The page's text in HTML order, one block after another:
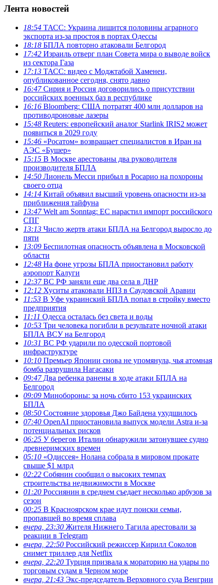
Лента новостей
18:54 ТАСС: Украина лишится половины аграрного
экспорта из-за простоя в портах Одессы
18:18 БПЛА повторно атаковали Белгород
17:42 Израиль отверг план Совета мира о выводе войск
из сектора Газа
17:13 ТАСС: видео с Моджтабой Хаменеи,
опубликованное сегодня, снято давно
16:47Сирия и Россия договорились о присутствии
российских военных баз в республике
16:16 Bloomberg: США потратят 400 млн долларов на
противодроновые лазеры
15:48 Reuters: европейский аналог Starlink IRIS2 может
появиться в 2029 году
15:46 «Росатом» возвращает специалистов в Иран на
АЭС «Бушер»
15:15 В Москве арестованы два руководителя
производителя БПЛА
14:50 Лионель Месси прибыл в Росарио на похороны
своего отца
14:14 Китай объявил высший уровень опасности из-за
приближения тайфуна
13:47Welt am Sonntag: ЕС нарастил импорт российского
СПГ
13:13 Число жертв атаки БПЛА на Белгород выросло до
пяти
13:09 Беспилотная опасность объявлена в Московской
области
12:48 На фоне угрозы БПЛА приостановил работу
аэропорт Калуги
12:37ВС РФ заняли еще два села в ДНР
12:12 Хуситы атаковали НПЗ в Саудовской Аравии
11:53 В Уфе украинский БПЛА попал в стройку вместо
предприятия
11:11 Одесса осталась без света и воды
10:53 Три человека погибли в результате ночной атаки
БПЛА ВСУ на Белгород
10:31 ВС РФ ударили по одесской портовой
инфраструктуре
10:10 Премьер Японии снова не упомянула, чья атомная
бомба разрушила Нагасаки
09:47Два ребенка ранены в ходе атаки БПЛА на
Белгород
09:09 Минобороны: за ночь сбито 153 украинских
БПЛА
08:50 Состояние здоровья Джо Байдена ухудшилось
07:40 OpenAI приостановила выпуск модели Astra и-за
потенциальных рисков
06:25 У берегов Италии обнаружили затонувшее судно
древнеримских времен
05:10 «Одиссея» Нолана собрала в мировом прокате
свыше $1 млрд
02:22 Собянин сообщил о высоких темпах
строительства недвижимости в Москве
01:20 Россиянин в среднем съедает несколько арбузов за
сезон
00:25 В Красноярском крае идут поиски семьи,
пропавшей во время сплава
вчера, 23:30 Жителя Нижнего Тагила арестовали за
реакции в Теlegram
вчера, 22:50 Российский режиссер Кирилл Соколов
снимет триллер для Netflix
вчера, 22:20 Турция призвала к мораторию на удары по
торговым судам в Черном море
вчера, 21:43 Экс-председатель Верховного суда Венгрии